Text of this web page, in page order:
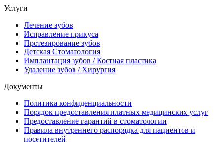
Услуги
Лечение зубов
Исправление прикуса
Протезирование зубов
Детская Стоматология
Имплантация зубов / Костная пластика
Удаление зубов / Хирургия
Документы
Политика конфиденциальности
Порядок предоставления платных медицинских услуг
Предоставление гарантий в стоматологии
Правила внутреннего распорядка для пациентов и
посетителей